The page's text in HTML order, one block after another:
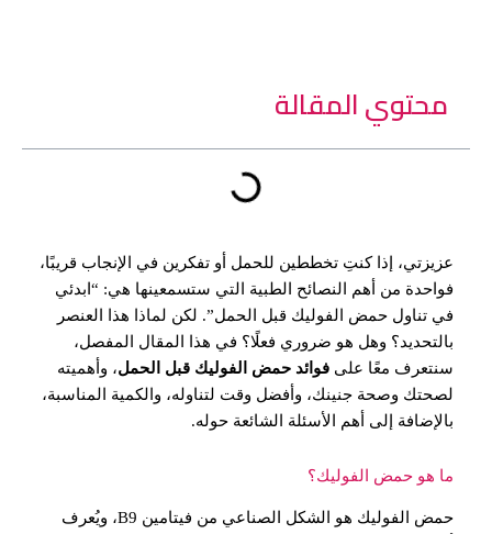
محتوي المقالة
عزيزتي، إذا كنتِ تخططين للحمل أو تفكرين في الإنجاب قريبًا،
فواحدة من أهم النصائح الطبية التي ستسمعينها هي: “ابدئي
في تناول حمض الفوليك قبل الحمل”. لكن لماذا هذا العنصر
بالتحديد؟ وهل هو ضروري فعلًا؟ في هذا المقال المفصل،
سنتعرف معًا على فوائد حمض الفوليك قبل الحمل، وأهميته
لصحتك وصحة جنينك، وأفضل وقت لتناوله، والكمية المناسبة،
بالإضافة إلى أهم الأسئلة الشائعة حوله.
ما هو حمض الفوليك؟
حمض الفوليك هو الشكل الصناعي من فيتامين B9، ويُعرف